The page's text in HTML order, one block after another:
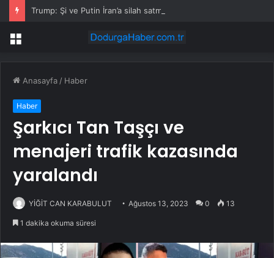
Trump: Şi ve Putin İran’a silah satmayacaklarını söyledi
Menü
Anasayfa / Haber
Haber
Şarkıcı Tan Taşçı ve
menajeri trafik kazasında
yaralandı
YİĞİT CAN KARABULUT Ağustos 13, 2023 0 13
1 dakika okuma süresi